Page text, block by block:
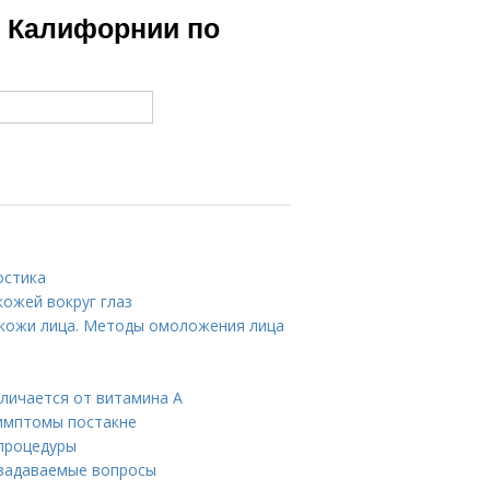
по
вокруг глаз
лица. Методы омоложения лица
от витамина А
постакне
вопросы